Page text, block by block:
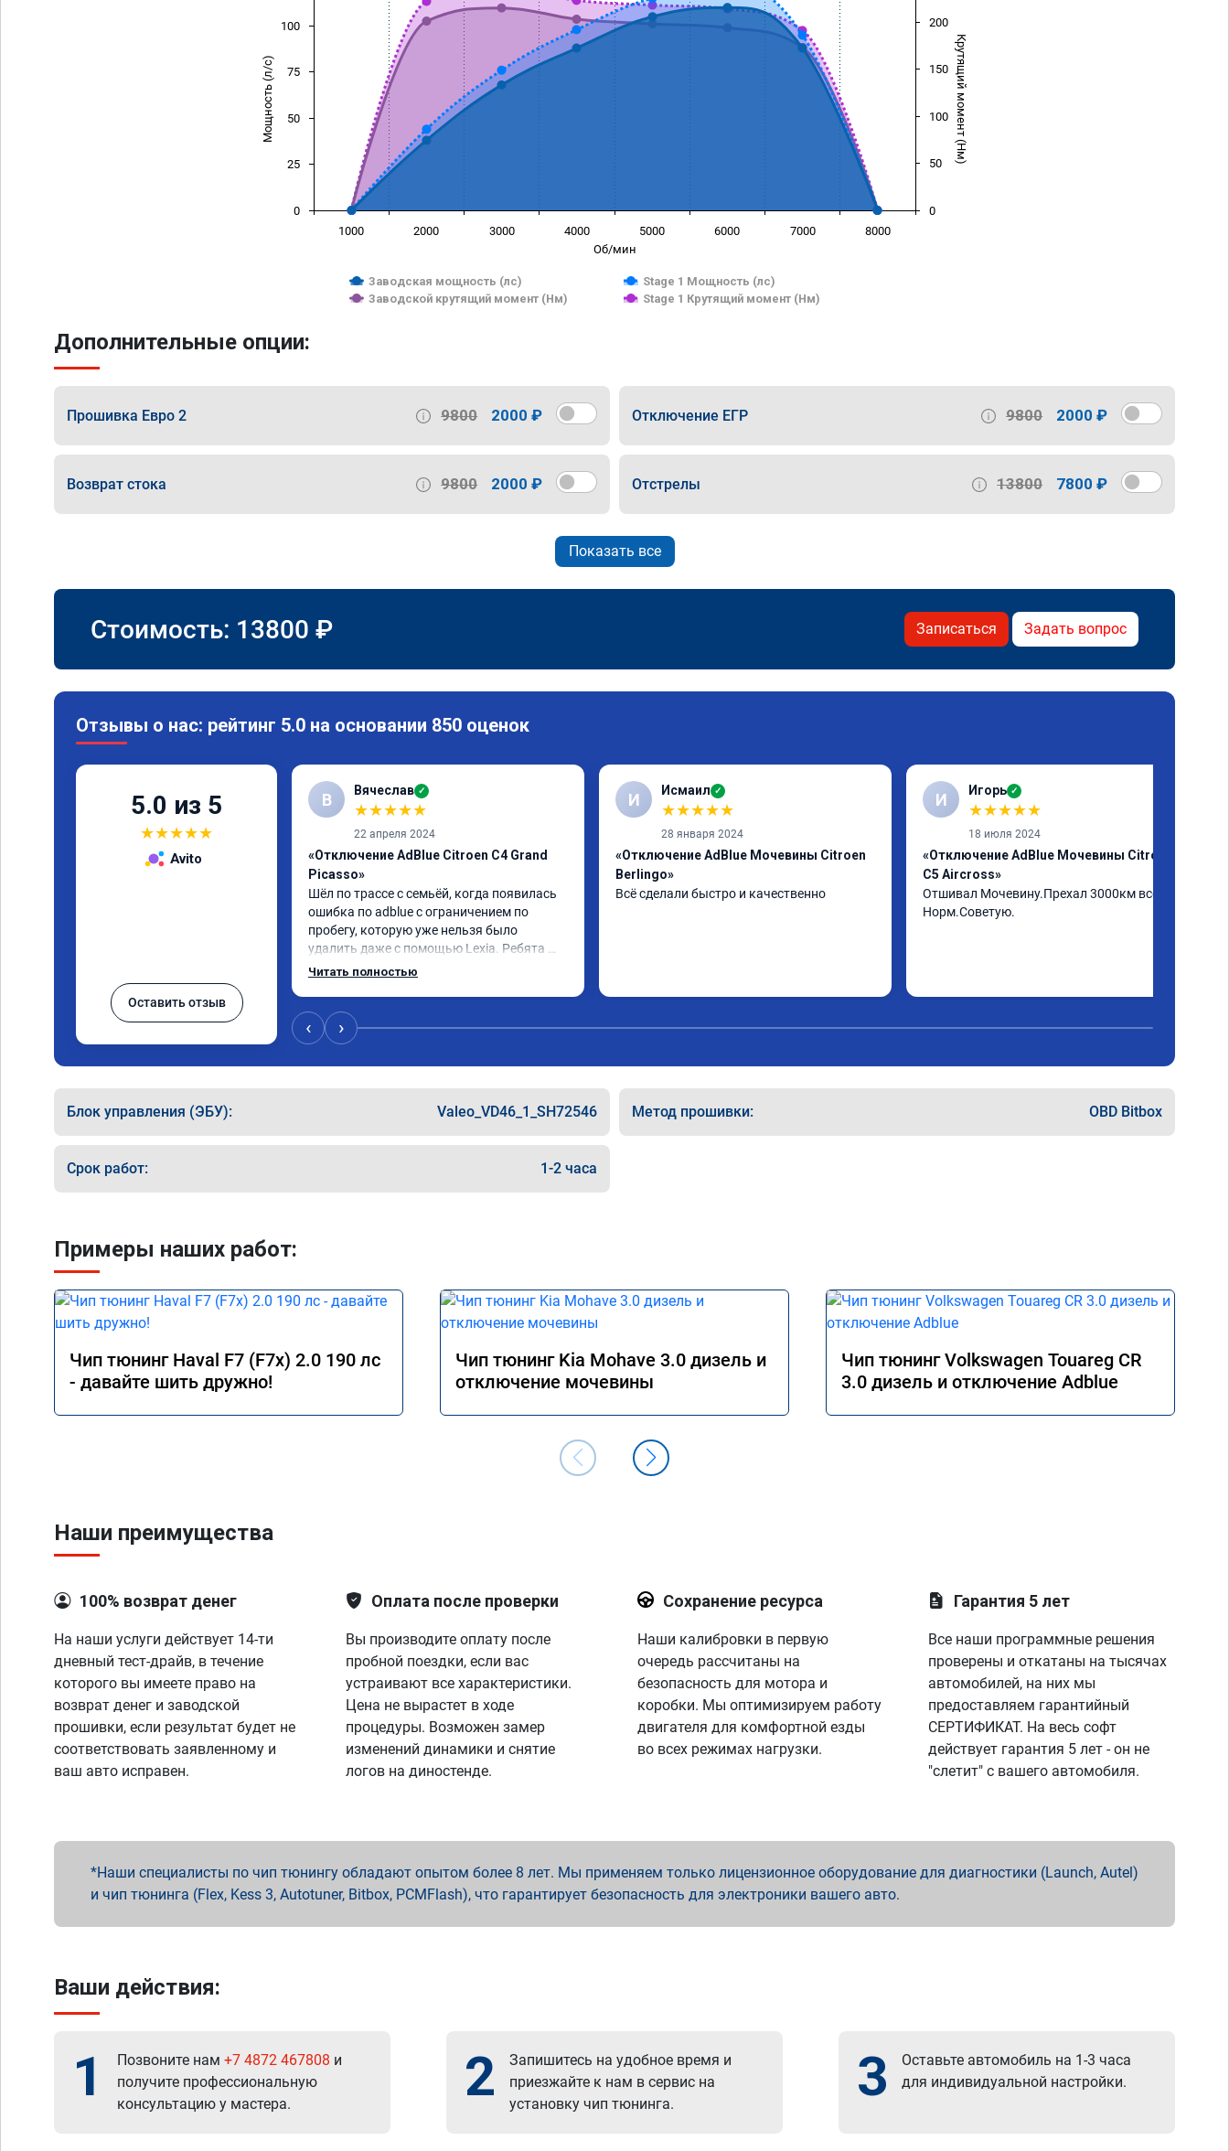
Об/мин
Мощность (л/с) Крутящий момент (Нм)
Заводская мощность (лс)
Stage 1 Мощность (лс)
Заводской крутящий момент (Нм)
Stage 1 Крутящий момент (Нм)
1000 2000 3000 4000 5000 6000 7000 8000
0
25
50
75
100
0
50
100
150
200
Дополнительные опции:
Прошивка Евро 2 9800 2000 ₽ Отключение ЕГР 9800 2000 ₽
Возврат стока 9800 2000 ₽ Отстрелы 13800 7800 ₽
Показать все
Стоимость: 13800 ₽ Записаться Задать вопрос
Отзывы о нас: рейтинг 5.0 на основании 850 оценок
5.0 из 5
★★★★★
Avito
Оставить отзыв
В Вячеслав ✓
★★★★★
22 апреля 2024
«Отключение AdBlue Citroen C4 Grand
Picasso»
Шёл по трассе с семьёй, когда появилась
ошибка по adblue с ограничением по
пробегу, которую уже нельзя было
удалить даже с помощью Lexia. Ребята
пошли навстречу, оперативно приняли и
Читать полностью
И Исмаил ✓
★★★★★
28 января 2024
«Отключение AdBlue Мочевины Citroen
Berlingo»
Всё сделали быстро и качественно
И Игорь ✓
★★★★★
18 июля 2024
«Отключение AdBlue Мочевины Citroen
C5 Aircross»
Отшивал Мочевину.Прехал 3000км всё
Норм.Советую.
‹ ›
Блок управления (ЭБУ): Valeo_VD46_1_SH72546 Метод прошивки: OBD Bitbox
Срок работ: 1-2 часа
Примеры наших работ:
Чип тюнинг Haval F7 (F7x) 2.0 190 лс
- давайте шить дружно!
Чип тюнинг Kia Mohave 3.0 дизель и
отключение мочевины
Чип тюнинг Volkswagen Touareg CR
3.0 дизель и отключение Adblue
Наши преимущества
100% возврат денег
На наши услуги действует 14-ти
дневный тест-драйв, в течение
которого вы имеете право на
возврат денег и заводской
прошивки, если результат будет не
соответствовать заявленному и
ваш авто исправен.
Оплата после проверки
Вы производите оплату после
пробной поездки, если вас
устраивают все характеристики.
Цена не вырастет в ходе
процедуры. Возможен замер
изменений динамики и снятие
логов на диностенде.
Сохранение ресурса
Наши калибровки в первую
очередь рассчитаны на
безопасность для мотора и
коробки. Мы оптимизируем работу
двигателя для комфортной езды
во всех режимах нагрузки.
Гарантия 5 лет
Все наши программные решения
проверены и откатаны на тысячах
автомобилей, на них мы
предоставляем гарантийный
СЕРТИФИКАТ. На весь софт
действует гарантия 5 лет - он не
"слетит" с вашего автомобиля.
Наши специалисты по чип тюнингу обладают опытом более 8 лет. Мы применяем только лицензионное оборудование для диагностики (Launch, Autel)
и чип тюнинга (Flex, Kess 3, Autotuner, Bitbox, PCMFlash), что гарантирует безопасность для электроники вашего авто.
Ваши действия:
1 Позвоните нам +7 4872 467808 и
получите профессиональную
консультацию у мастера.
2
Запишитесь на удобное время и
приезжайте к нам в сервис на
установку чип тюнинга.
3
Оставьте автомобиль на 1-3 часа
для индивидуальной настройки.